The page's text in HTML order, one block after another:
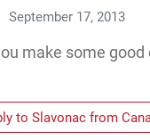
September 17, 2013
make some good
to Slavonac from